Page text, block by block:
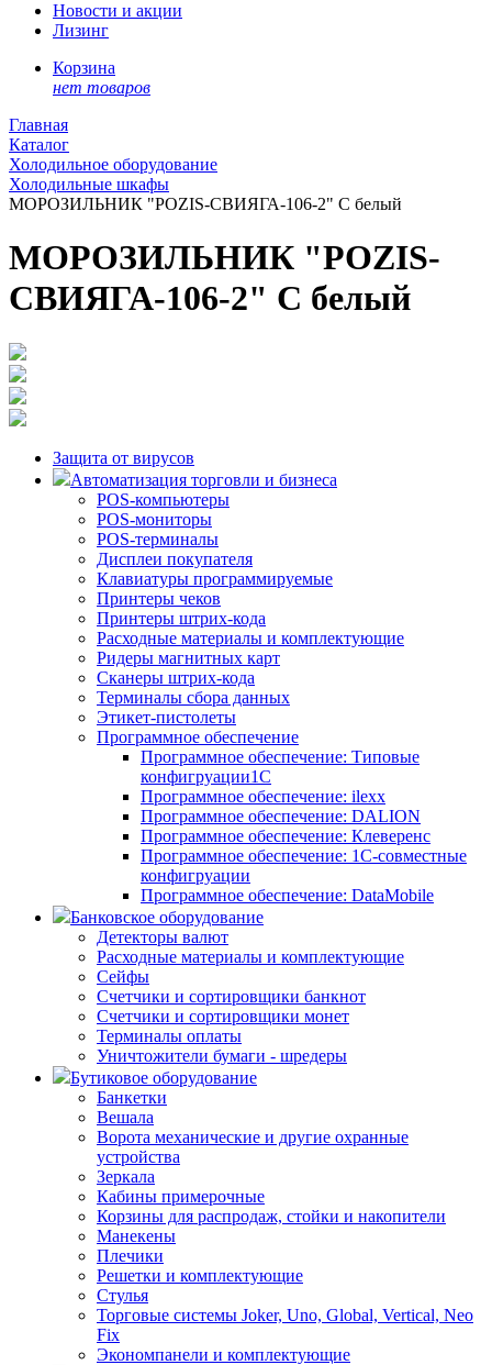
Новости и акции
Лизинг
Корзина
нет товаров
Главная
Каталог
Холодильное оборудование
Холодильные шкафы
МОРОЗИЛЬНИК "POZIS-СВИЯГА-106-2" С белый
МОРОЗИЛЬНИК "POZIS-
СВИЯГА-106-2" С белый
Защита от вирусов
Автоматизация торговли и бизнеса
POS-компьютеры
POS-мониторы
POS-терминалы
Дисплеи покупателя
Клавиатуры программируемые
Принтеры чеков
Принтеры штрих-кода
Расходные материалы и комплектующие
Ридеры магнитных карт
Сканеры штрих-кода
Терминалы сбора данных
Этикет-пистолеты
Программное обеспечение
Программное обеспечение: Типовые
конфигруации1С
Программное обеспечение: ilexx
Программное обеспечение: DALION
Программное обеспечение: Клеверенс
Программное обеспечение: 1С-совместные
конфигруации
Программное обеспечение: DataMobile
Банковское оборудование
Детекторы валют
Расходные материалы и комплектующие
Сейфы
Счетчики и сортировщики банкнот
Счетчики и сортировщики монет
Терминалы оплаты
Уничтожители бумаги - шредеры
Бутиковое оборудование
Банкетки
Вешала
Ворота механические и другие охранные
устройства
Зеркала
Кабины примерочные
Корзины для распродаж, стойки и накопители
Манекены
Плечики
Решетки и комплектующие
Стулья
Торговые системы Joker, Uno, Global, Vertical, Neo
Fix
Экономпанели и комплектующие